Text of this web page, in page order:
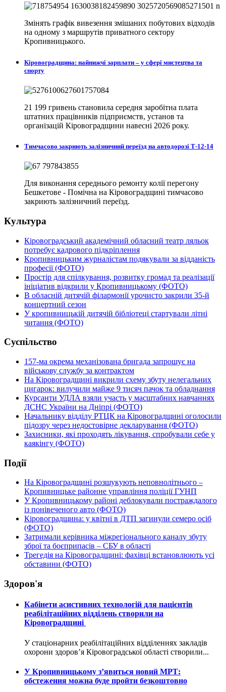
Змінять графік вивезення змішаних побутових відходів
на одному з маршрутів приватного сектору
Кропивницького.
Кіровоградщина: найнижчі зарплати – у сфері мистецтва та
спорту
21 199 гривень становила середня заробітна плата
штатних працівників підприємств, установ та
організацій Кіровоградщини навесні 2026 року.
Тимчасово закриють залізничний переїзд на автодорозі Т-12-14
Для виконання середнього ремонту колії перегону
Бешкетове - Помічна на Кіровоградщині тимчасово
закриють залізничний переїзд.
Культура
Кіровоградський академічний обласний театр ляльок
потребує кадрового підкріплення
Кропивницьким журналістам подякували за відданість
професії (ФОТО)
Простір для спілкування, розвитку громад та реалізації
ініціатив відкрили у Кропивницькому (ФОТО)
В обласній дитячій філармонії урочисто закрили 35-й
концертний сезон
У кропивницькій дитячій бібліотеці стартували літні
читання (ФОТО)
Суспільство
157-ма окрема механізована бригада запрошує на
військову службу за контрактом
На Кіровоградщині викрили схему збуту нелегальних
цигарок: вилучили майже 9 тисяч пачок та обладнання
Курсанти УДЛА взяли участь у масштабних навчаннях
ДСНС України на Дніпрі (ФОТО)
Начальнику відділу РТЦК на Кіровоградщині оголосили
підозру через недостовірне декларування (ФОТО)
Захисники, які проходять лікування, спробували себе у
каякінгу (ФОТО)
Події
На Кіровоградщині розшукують неповнолітнього –
Кропивницьке районне управління поліції ГУНП
У Кропивницькому районі деблокували постраждалого
із понівеченого авто (ФОТО)
Кіровоградщина: у квітні в ДТП загинули семеро осіб
(ФОТО)
Затримали керівника міжрегіонального каналу збуту
зброї та боєприпасів – СБУ в області
Трегедія на Кіровоградщині: фахівці встановлюють усі
обставини (ФОТО)
Здоров'я
Кабінети асистивних технологій для пацієнтів
реабілітаційних відділень створили на
Кіровоградщині
У стаціонарних реабілітаційних відділеннях закладів
охорони здоров’я Кіровоградської області створили...
У Кропивницькому з’явиться новий МРТ:
обстеження можна буде пройти безкоштовно